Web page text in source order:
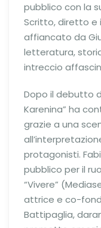
pubblico con la
Scritto, diretto e
affiancato da
letteratura,
intreccio
Dopo il debutto
Karenina” ha
grazie a una
protagonisti.
pubblico per il
“Vivere”
attrice e co-
Battipaglia,